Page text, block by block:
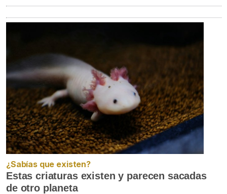
¿Sabías que existen?
Estas criaturas existen y parecen sacadas
de otro planeta